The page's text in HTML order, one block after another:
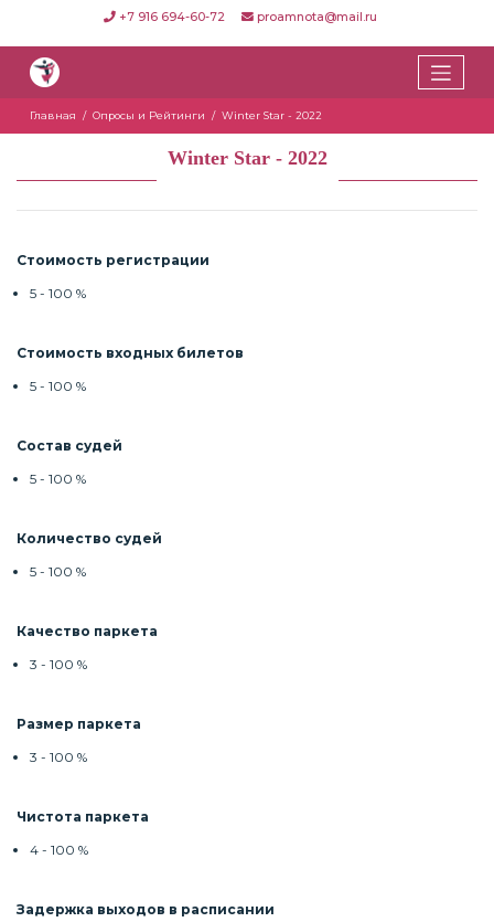
+7 916 694-60-72 proamnota@mail.ru
Главная Опросы и Рейтинги Winter Star - 2022
Winter Star - 2022
Стоимость регистрации
5 - 100 %
Стоимость входных билетов
5 - 100 %
Состав судей
5 - 100 %
Количество судей
5 - 100 %
Качество паркета
3 - 100 %
Размер паркета
3 - 100 %
Чистота паркета
4 - 100 %
Задержка выходов в расписании